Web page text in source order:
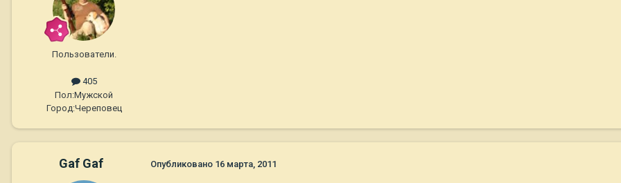
Пользователи.
405
Пол:Мужской
Город:Череповец
Gaf Gaf Опубликовано 16 марта, 2011